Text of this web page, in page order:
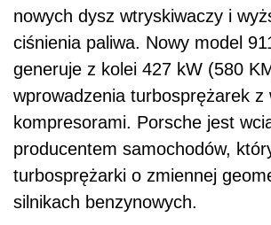
nowych dysz wtryskiwaczy i
ciśnienia paliwa. Nowy model
generuje z kolei 427 kW (580
wprowadzenia turbosprężarek z
kompresorami. Porsche jest
producentem samochodów,
turbosprężarki o zmiennej
silnikach benzynowych.